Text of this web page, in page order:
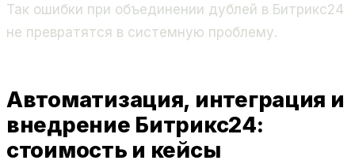
Так ошибки при объединении дублей в Битрикс24
не превратятся в системную проблему.
Автоматизация, интеграция и
внедрение Битрикс24:
стоимость и кейсы